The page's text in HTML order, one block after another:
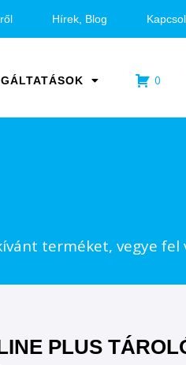
Hírek, Blog
0
terméket, vegye fel
PLUS